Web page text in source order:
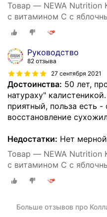
Товар — NEWA Nutrition
с витамином С с
200г
Руководство
82 отзыва
27 сентября 2021
Достоинства: 50 лет,
натураху"
приятный, польза есть
восстановление
Недостатки: Нет
Товар — NEWA Nutrition
с витамином С с
200г
Больше отзывов про